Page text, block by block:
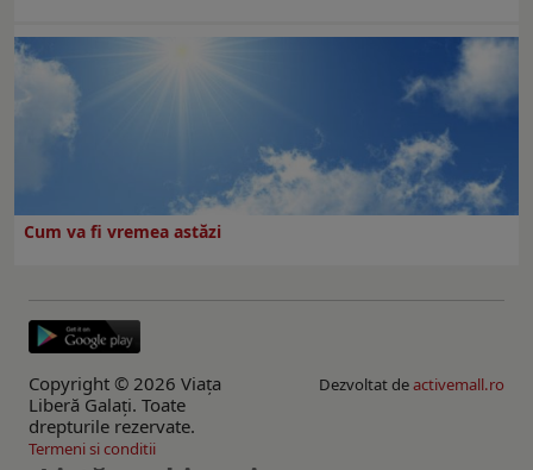
Cum va fi vremea astăzi
Copyright © 2026 Viaţa
Liberă Galaţi. Toate
drepturile rezervate.
Dezvoltat deactivemall.ro
Termeni si conditii